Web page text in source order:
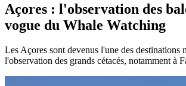
Açores : l'observation des
vogue du Whale Watching
Les Açores sont devenus l'une des destinations
l'observation des grands cétacés, notamment à